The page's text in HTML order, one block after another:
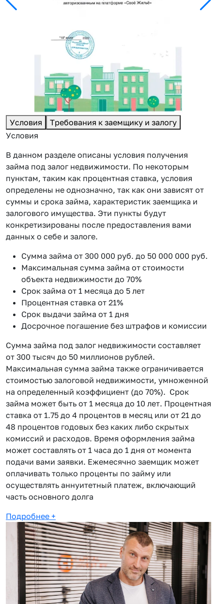
Условия
Требования к заемщику и залогу
Условия
В данном разделе описаны условия получения
займа под залог недвижимости. По некоторым
пунктам, таким как процентная ставка, условия
определены не однозначно, так как они зависят от
суммы и срока займа, характеристик заемщика и
залогового имущества. Эти пункты будут
конкретизированы после предоставления вами
данных о себе и залоге.
Сумма займа от 300 000 руб. до 50 000 000 руб.
Максимальная сумма займа от стоимости
объекта недвижимости до 70%
Срок займа от 1 месяца до 5 лет
Процентная ставка от 21%
Срок выдачи займа от 1 дня
Досрочное погашение без штрафов и комиссии
Сумма займа под залог недвижимости составляет
от 300 тысяч до 50 миллионов рублей.
Максимальная сумма займа также ограничивается
стоимостью залоговой недвижимости, умноженной
на определенный коэффициент (до 70%). Срок
займа может быть от 1 месяца до 10 лет. Процентная
ставка от 1.75 до 4 процентов в месяц или от 21 до
48 процентов годовых без каких либо скрытых
комиссий и расходов. Время оформления займа
может составлять от 1 часа до 1 дня от момента
подачи вами заявки. Ежемесячно заемщик может
оплачивать только проценты по займу или
осуществлять аннуитетный платеж, включающий
часть основного долга
Подробнее +